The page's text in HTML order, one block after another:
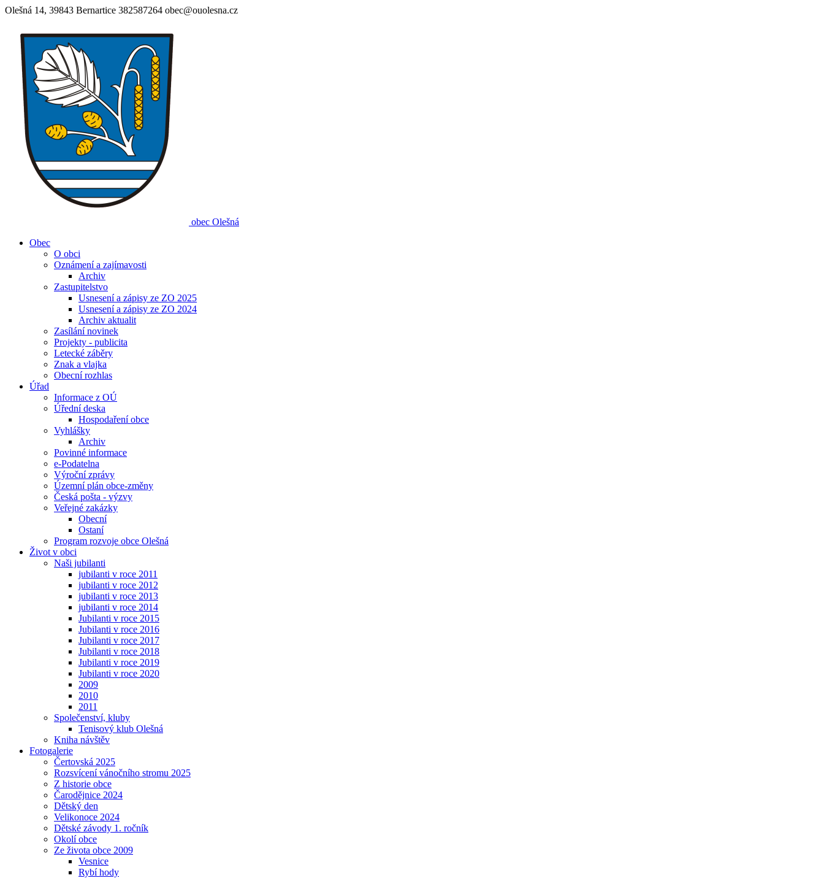
Olešná 14, 39843 Bernartice 382587264 obec@ouolesna.cz
obec Olešná
Obec
O obci
Oznámení a zajímavosti
Archiv
Zastupitelstvo
Usnesení a zápisy ze ZO 2025
Usnesení a zápisy ze ZO 2024
Archiv aktualit
Zasílání novinek
Projekty - publicita
Letecké záběry
Znak a vlajka
Obecní rozhlas
Úřad
Informace z OÚ
Úřední deska
Hospodaření obce
Vyhlášky
Archiv
Povinné informace
e-Podatelna
Výroční zprávy
Územní plán obce-změny
Česká pošta - výzvy
Veřejné zakázky
Obecní
Ostaní
Program rozvoje obce Olešná
Život v obci
Naši jubilanti
jubilanti v roce 2011
jubilanti v roce 2012
jubilanti v roce 2013
jubilanti v roce 2014
Jubilanti v roce 2015
Jubilanti v roce 2016
Jubilanti v roce 2017
Jubilanti v roce 2018
Jubilanti v roce 2019
Jubilanti v roce 2020
2009
2010
2011
Společenství, kluby
Tenisový klub Olešná
Kniha návštěv
Fotogalerie
Čertovská 2025
Rozsvícení vánočního stromu 2025
Z historie obce
Čarodějnice 2024
Dětský den
Velikonoce 2024
Dětské závody 1. ročník
Okolí obce
Ze života obce 2009
Vesnice
Rybí hody